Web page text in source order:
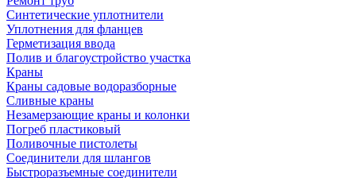
Синтетические уплотнители
Уплотнения для фланцев
Герметизация ввода
Полив и благоустройство участка
Краны
Краны садовые водоразборные
Сливные краны
Незамерзающие краны и колонки
Погреб пластиковый
Поливочные пистолеты
Соединители для шлангов
Быстроразъемные соединители